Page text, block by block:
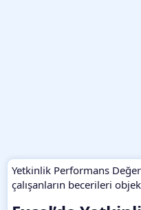
Yetkinlik Performans
çalışanların becerileri